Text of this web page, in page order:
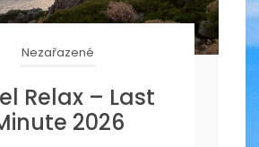
Nezařazené
Relax – Last
2026